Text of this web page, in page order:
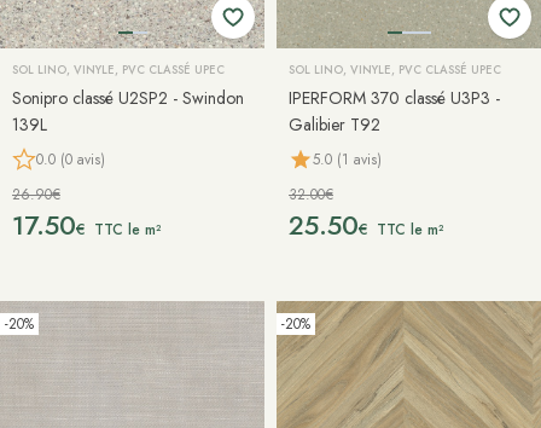
SOL LINO, VINYLE, PVC CLASSÉ UPEC
Sonipro classé U2SP2 - Swindon
139L
0.0 (0 avis)
26.90€
17.50€ TTC le m²
SOL LINO, VINYLE, PVC CLASSÉ UPEC
IPERFORM 370 classé U3P3 -
Galibier T92
5.0 (1 avis)
32.00€
25.50€ TTC le m²
-20% -20%